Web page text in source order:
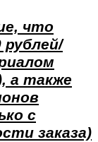
что
рублей/
а также
с
заказа)